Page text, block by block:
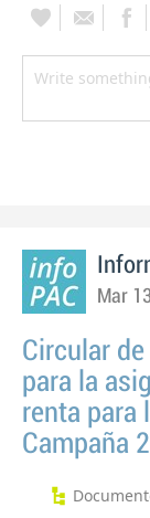
Mar
Circular
para la
renta para
Campaña